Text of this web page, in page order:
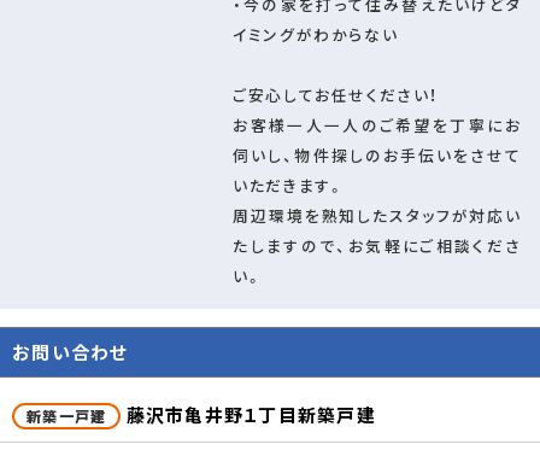
104209445
2026年08月17日
イミングがわからない
ご安心してお任せください！
お客様一人一人のご希望を丁寧にお
伺いし、物件探しのお手伝いをさせて
いただきます。
周辺環境を熟知したスタッフが対応い
たしますので、お気軽にご相談くださ
い。
お問い合わせ
新築一戸建 藤沢市亀井野１丁目新築戸建